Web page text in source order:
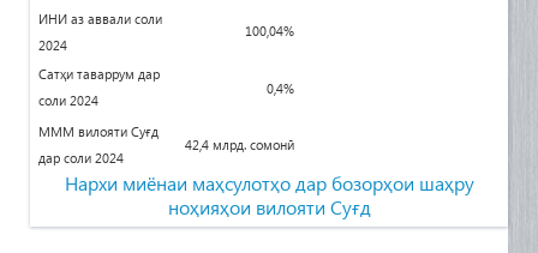
ИНИ аз аввали соли
2024
100,04%
Сатҳи таваррум дар
соли 2024
0,4%
МММ вилояти Суғд
дар соли 2024
42,4 млрд. сомонӣ
Нархи миёнаи маҳсулотҳо дар бозорҳои шаҳру
ноҳияҳои вилояти Суғд